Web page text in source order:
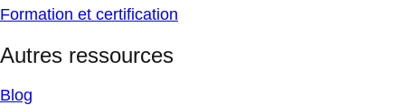
Formation et certification
Autres ressources
Blog